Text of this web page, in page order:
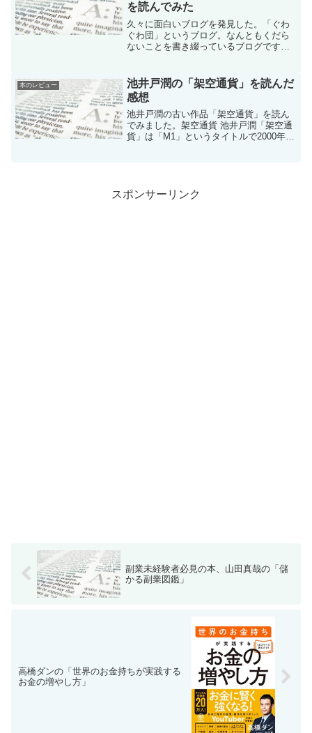
を読んでみた
久々に面白いブログを発見した。「ぐわ
ぐわ団」というブログ。なんともくだら
ないことを書き綴っているブログです
者のまけもけさんが電子書籍としてこの
世に出したのが「ぐわぐわ団...
本のレビュー
池井戸潤の「架空通貨」を読んだ
感想
池井戸潤の古い作品「架空通貨」を読ん
でみました。架空通貨 池井戸潤「架空通
貨」は「M1」というタイトルで2000年3
スポンサーリンク
副業未経験者必見の本、山田真哉の「儲
かる副業図鑑」
高橋ダンの「世界のお金持ちが実践する
お金の増やし方」